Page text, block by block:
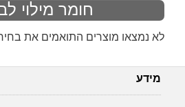
חומר מילוי
לא נמצאו מוצרים התואמים את
מידע